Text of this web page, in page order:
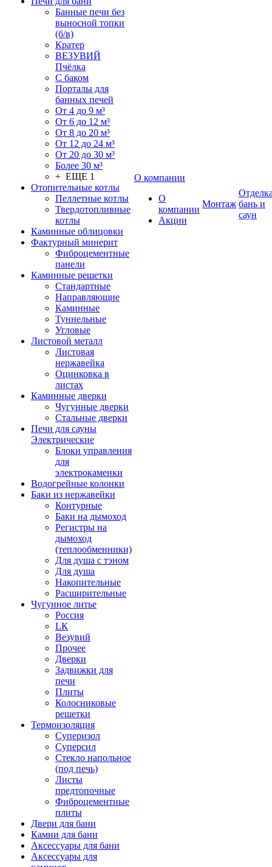
Банные печи без
выносной топки
(б/в)
Кратер
ВЕЗУВИЙ
Пчёлка
С баком
Порталы для
банных печей
От 4 до 9 м³
От 6 до 12 м³
От 8 до 20 м³
От 12 до 24 м³
От 20 до 30 м³
Более 30 м³
+ ЕЩЕ 1
Отопительные котлы
Пеллетные котлы
Твердотопливные
котлы
Каминные облицовки
Фактурный минерит
Фиброцементные
панели
Каминные решетки
Стандартные
Направляющие
Каминные
Туннельные
Угловые
Листовой металл
Листовая
нержавейка
Оцинковка в
листах
Каминные дверки
Чугунные дверки
Стальные дверки
Печи для сауны
Электрические
Блоки управления
для
электрокаменки
Водогрейные колонки
Баки из нержавейки
Контурные
Баки на дымоход
Регистры на
дымоход
(теплообменники)
Для душа с тэном
Для душа
Накопительные
Расширительные
Чугунное литье
Россия
LК
Везувий
Прочее
Дверки
Задвижки для
печи
Плиты
Колосниковые
решетки
Термоизоляция
Суперизол
Суперсил
Стекло напольное
(под печь)
Листы
предтопочные
Фиброцементные
плиты
Двери для бани
Камни для бани
Аксессуары для бани
Аксессуары для
О компании
О
компании
Акции
Монтаж бань и
саун